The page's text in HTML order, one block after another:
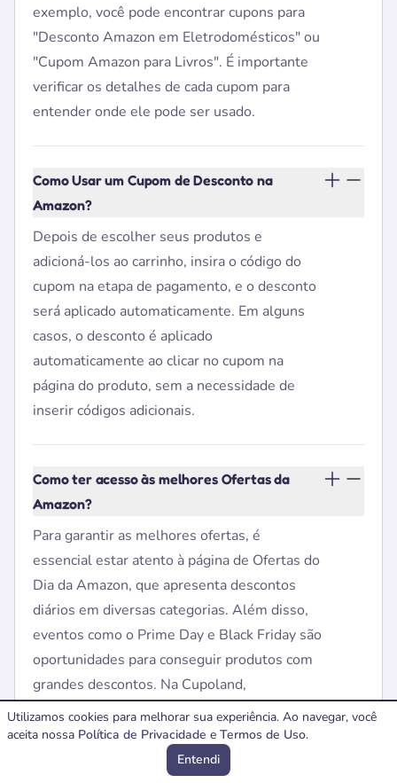
exemplo, você pode encontrar cupons para
"Desconto Amazon em Eletrodomésticos" ou
"Cupom Amazon para Livros". É importante
verificar os detalhes de cada cupom para
entender onde ele pode ser usado.
Como Usar um Cupom de Desconto na
Amazon?
Depois de escolher seus produtos e
adicioná-los ao carrinho, insira o código do
cupom na etapa de pagamento, e o desconto
será aplicado automaticamente. Em alguns
casos, o desconto é aplicado
automaticamente ao clicar no cupom na
página do produto, sem a necessidade de
inserir códigos adicionais.
Como ter acesso às melhores Ofertas da
Amazon?
Para garantir as melhores ofertas, é
essencial estar atento à página de Ofertas do
Dia da Amazon, que apresenta descontos
diários em diversas categorias. Além disso,
eventos como o Prime Day e Black Friday são
oportunidades para conseguir produtos com
grandes descontos. Na Cupoland,
selecionamos essas ofertas para você não
perder nenhuma oportunidade de
Utilizamos cookies para melhorar sua experiência. Ao navegar, você
aceita nossa Política de Privacidade e Termos de Uso.
Entendi